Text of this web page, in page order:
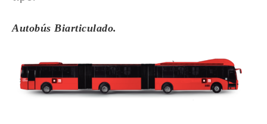
Autobús Biarticulado.